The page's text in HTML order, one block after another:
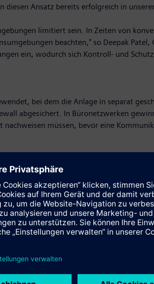
Ansatz bereits erfolgreich in
limitiert sein. In Zeiten von
beachten," so Deepak Patel,
ein, wodurch sich Kontroll- und
bei dem die Anlage in separat
abgesichert. In Büronetzwerken
müssen, bevor eine